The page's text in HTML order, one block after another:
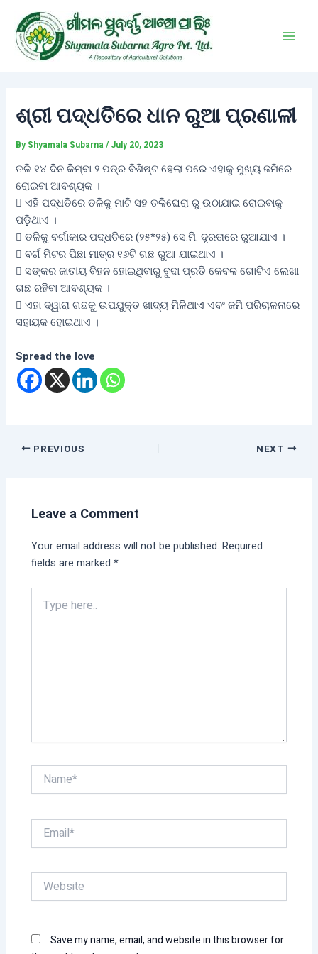
content
ଶ୍ରୀ ପଦ୍ଧତିରେ ଧାନ ରୁଆ ପ୍ରଣାଳୀ
By Shyamala Subarna/ July 20, 2023
ତଳି ୧୪ ଦିନ କିମ୍ବା ୨ ପତ୍ର ବିଶିଷ୍ଟ ହେଲା ପରେ ଏହାକୁ ମୁଖ୍ୟ ଜମିରେ
ରୋଇବା ଆବଶ୍ୟକ ।
 ଏହି ପଦ୍ଧତିରେ ତଳିକୁ ମାଟି ସହ ତଳିଘେରା ରୁ ଉଠାଯାଇ ରୋଇବାକୁ
ପଡ଼ିଥାଏ ।
 ତଳିକୁ ବର୍ଗାକାର ପଦ୍ଧତିରେ (୨୫*୨୫) ସେ.ମି. ଦୂରତାରେ ରୁଆଯାଏ ।
 ବର୍ଗ ମିଟର ପିଛା ମାତ୍ର ୧୬ଟି ଗଛ ରୁଆ ଯାଇଥାଏ ।
 ସଙ୍କର ଜାତୀୟ ବିହନ ହୋଇଥିବାରୁ ବୁଦା ପ୍ରତି କେବଳ ଗୋଟିଏ ଲେଖା
ଗଛ ରହିବା ଆବଶ୍ୟକ ।
 ଏହା ଦ୍ୱାରା ଗଛକୁ ଉପଯୁକ୍ତ ଖାଦ୍ୟ ମିଳିଥାଏ ଏବଂ ଜମି ପରିଚାଳନାରେ
ସହାୟକ ହୋଇଥାଏ ।
Spread the love
navigation
PREVIOUS NEXT
Leave a Comment
Your email address will not be published. Required
fields are marked*
here..
Name*
Email*
Website
Save my name, email, and website in this browser for